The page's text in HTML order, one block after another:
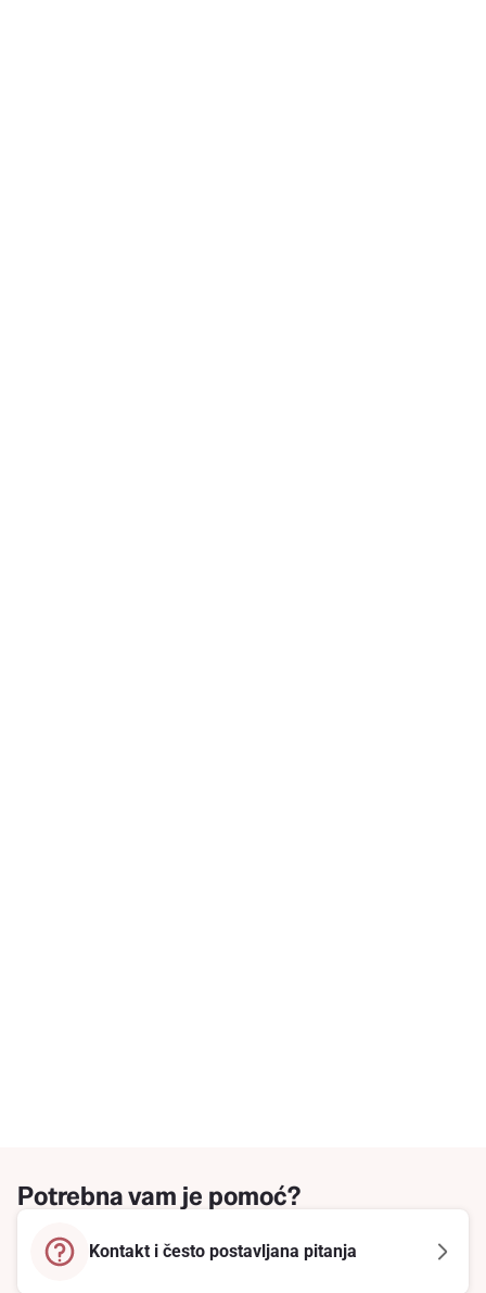
Potrebna vam je pomoć?
Kontakt i često postavljana pitanja